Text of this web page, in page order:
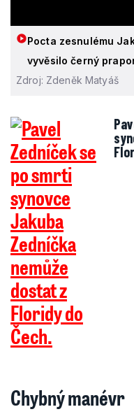
Pocta zesnulému
vyvěsilo černý
Zdroj: Zdeněk Matyáš
Chybný manévr